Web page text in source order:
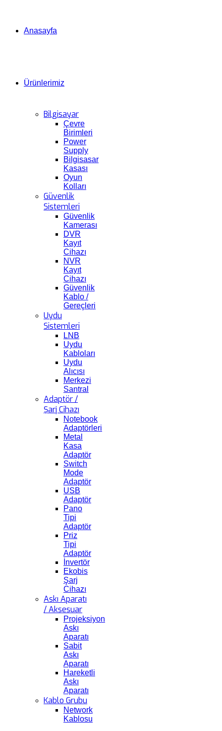
Anasayfa
Ürünlerimiz
Bilgisayar
Çevre
Birimleri
Power
Supply
Bilgisasar
Kasası
Oyun
Kolları
Güvenlik
Sistemleri
Güvenlik
Kamerası
DVR
Kayıt
Cihazı
NVR
Kayıt
Cihazı
Güvenlik
Kablo /
Gereçleri
Uydu
Sistemleri
LNB
Uydu
Kabloları
Uydu
Alıcısı
Merkezi
Santral
Adaptör /
Şarj Cihazı
Notebook
Adaptörleri
Metal
Kasa
Adaptör
Switch
Mode
Adaptör
USB
Adaptör
Pano
Tipi
Adaptör
Priz
Tipi
Adaptör
İnvertör
Ekobis
Şarj
Cihazı
Askı Aparatı
/ Aksesuar
Projeksiyon
Askı
Aparatı
Sabit
Askı
Aparatı
Hareketli
Askı
Aparatı
Kablo Grubu
Network
Kablosu